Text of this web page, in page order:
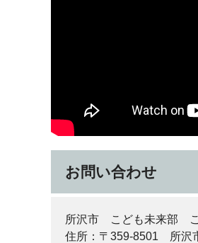
お問い合わせ
所沢市 こども未来部
住所：〒359-8501 所沢